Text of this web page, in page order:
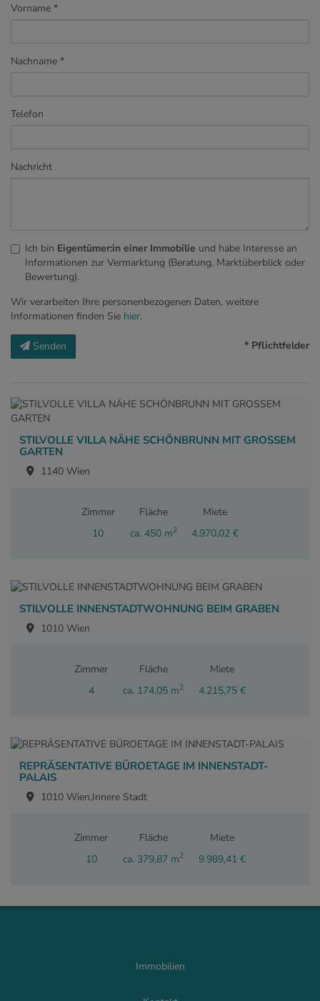
Vorname
Nachname
Telefon
Nachricht
Ich bin Eigentümer:in einer Immobilie und habe Interesse an
Informationen zur Vermarktung (Beratung, Marktüberblick oder
Bewertung).
Wir verarbeiten Ihre personenbezogenen Daten, weitere
Informationen finden Sie hier.
Senden * Pflichtfelder
STILVOLLE VILLA NÄHE SCHÖNBRUNN MIT GROSSEM
GARTEN
1140 Wien
Zimmer
10
Fläche
ca. 450 m2
Miete
4.970,02 €
STILVOLLE INNENSTADTWOHNUNG BEIM GRABEN
1010 Wien
Zimmer
4
Fläche
ca. 174,05 m2
Miete
4.215,75 €
REPRÄSENTATIVE BÜROETAGE IM INNENSTADT-
PALAIS
1010 Wien,Innere Stadt
Zimmer
10
Fläche
ca. 379,87 m2
Miete
9.989,41 €
Immobilien